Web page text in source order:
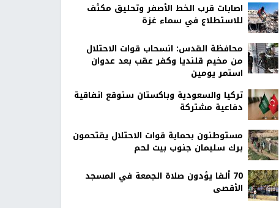
اصابات قرب الخط الأصفر وتحليق مكثف
للاستطلاع في سماء غزة
محافظة القدس: انسحاب قوات الاحتلال
من مخيم قلنديا وكفر عقب بعد عدوان
استمر يومين
تركيا والسعودية وباكستان ستوقع اتفاقية
دفاعية مشتركة
مستوطنون بحماية قوات الاحتلال يقتحمون
برك سليمان جنوب بيت لحم
70 ألفا يؤدون صلاة الجمعة في المسجد
الأقصى